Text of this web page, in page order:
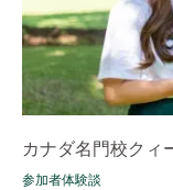
カナダ名門校クィ
参加者体験談